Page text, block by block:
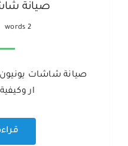
صيانة
2 words
صيانة شاشات
ار